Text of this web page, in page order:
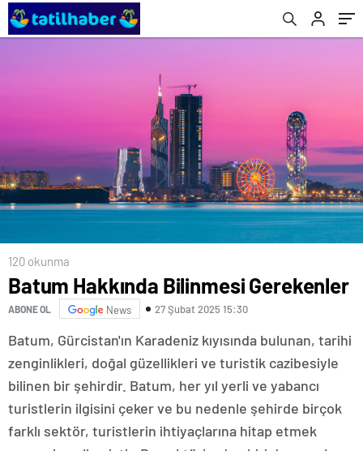
120 okunma
Batum Hakkında Bilinmesi Gerekenler
ABONE OL News 27 Şubat 2025 15:30
Batum, Gürcistan'ın Karadeniz kıyısında bulunan, tarihi
zenginlikleri, doğal güzellikleri ve turistik cazibesiyle
bilinen bir şehirdir. Batum, her yıl yerli ve yabancı
turistlerin ilgisini çeker ve bu nedenle şehirde birçok
farklı sektör, turistlerin ihtiyaçlarına hitap etmek